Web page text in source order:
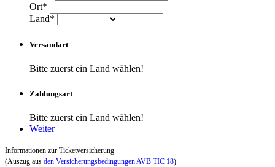
Ort*
Land*
Versandart
Bitte zuerst ein Land wählen!
Zahlungsart
Bitte zuerst ein Land wählen!
Weiter
Informationen zur Ticketversicherung
(Auszug aus den Versicherungsbedingungen AVB TIC 18)